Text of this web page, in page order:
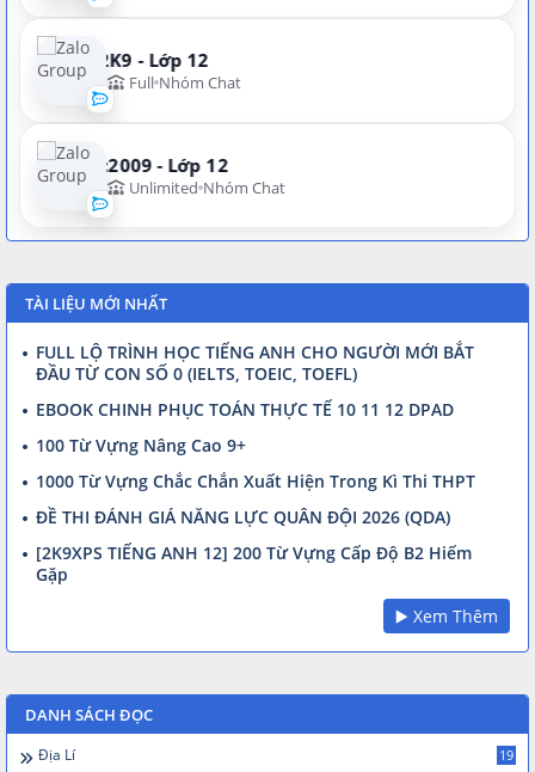
N:2K9 - Lớp 12
Full Nhóm Chat
VIP:2009 - Lớp 12
Unlimited Nhóm Chat
TÀI LIỆU MỚI NHẤT
FULL LỘ TRÌNH HỌC TIẾNG ANH CHO NGƯỜI MỚI BẮT
ĐẦU TỪ CON SỐ 0 (IELTS, TOEIC, TOEFL)
EBOOK CHINH PHỤC TOÁN THỰC TẾ 10 11 12 DPAD
100 Từ Vựng Nâng Cao 9+
1000 Từ Vựng Chắc Chắn Xuất Hiện Trong Kì Thi THPT
ĐỀ THI ĐÁNH GIÁ NĂNG LỰC QUÂN ĐỘI 2026 (QDA)
[2K9XPS TIẾNG ANH 12] 200 Từ Vựng Cấp Độ B2 Hiếm
Gặp
▶️ Xem Thêm
DANH SÁCH ĐỌC
Địa Lí 19